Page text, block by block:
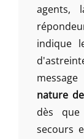
indique
nature
dès que
secours